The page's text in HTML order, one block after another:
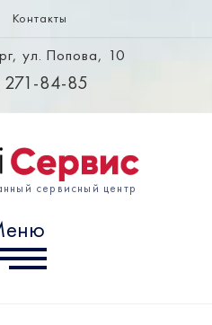
Контакты
ул. Попова, 10
84-85
сервисный центр